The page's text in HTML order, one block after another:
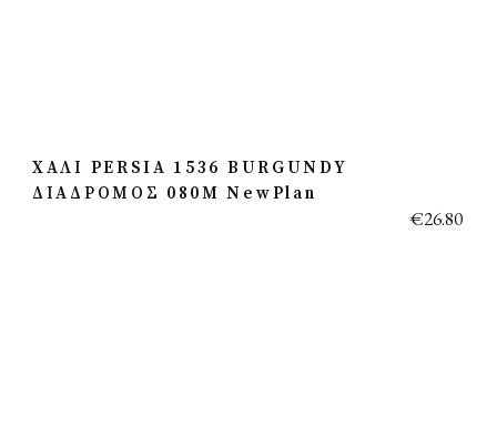
ΧΑΛΙ PERSIA 1536 BURGUNDY
ΔΙΑΔΡΟΜΟΣ 080M NewPlan
€26.80